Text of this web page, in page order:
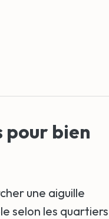
pour bien
une aiguille
selon les quartiers